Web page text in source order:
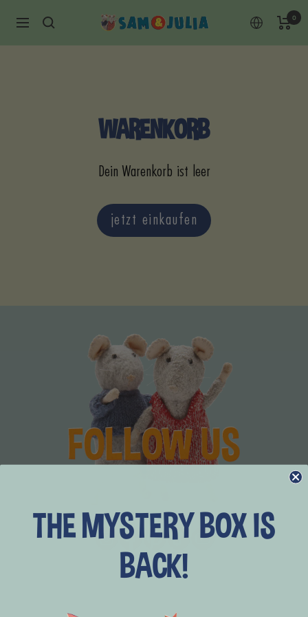
zum
Inhalt
Navigation
Sam
&
0
WARENKORB
Dein Warenkorb ist leer
jetzt einkaufen
THE MYSTERY BOX IS
BACK!